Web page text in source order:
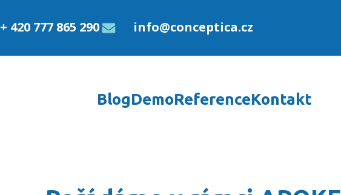
+ 420 777 865 290 info@conceptica.cz
BlogDemoReferenceKontakt